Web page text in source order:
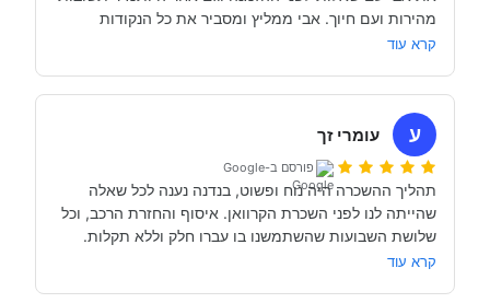
השכרנו את הקרוואן בדורטמונד, בגרמניה- קיבלנו את האוטו
תודה אבי!
קרא עוד
ע עומרי זך
פורסם ב-Google
מאוד מומלץ לכל מי שרוצה לעשות חופשה בקרוואן.
קרא עוד